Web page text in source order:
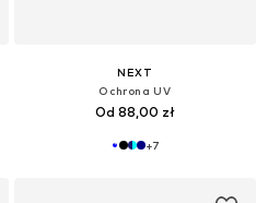
NEXT
Ochrona UV
Od 88,00 zł
+7